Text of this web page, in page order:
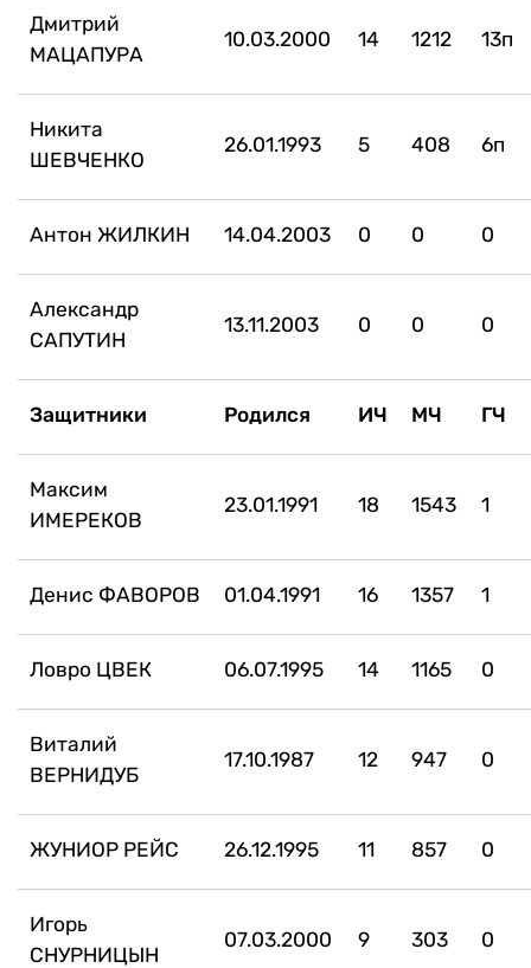
Дмитрий
МАЦАПУРА
10.03.2000 14 1212 13п
Никита
ШЕВЧЕНКО
26.01.1993 5 408 6п
Антон ЖИЛКИН 14.04.2003 0 0 0
Александр
САПУТИН
13.11.2003 0 0 0
Защитники Родился ИЧ МЧ ГЧ
Максим
ИМЕРЕКОВ
23.01.1991 18 1543 1
Денис ФАВОРОВ 01.04.1991 16 1357 1
Ловро ЦВЕК 06.07.1995 14 1165 0
Виталий
ВЕРНИДУБ
17.10.1987 12 947 0
ЖУНИОР РЕЙС 26.12.1995 11 857 0
Игорь
СНУРНИЦЫН
07.03.2000 9 303 0